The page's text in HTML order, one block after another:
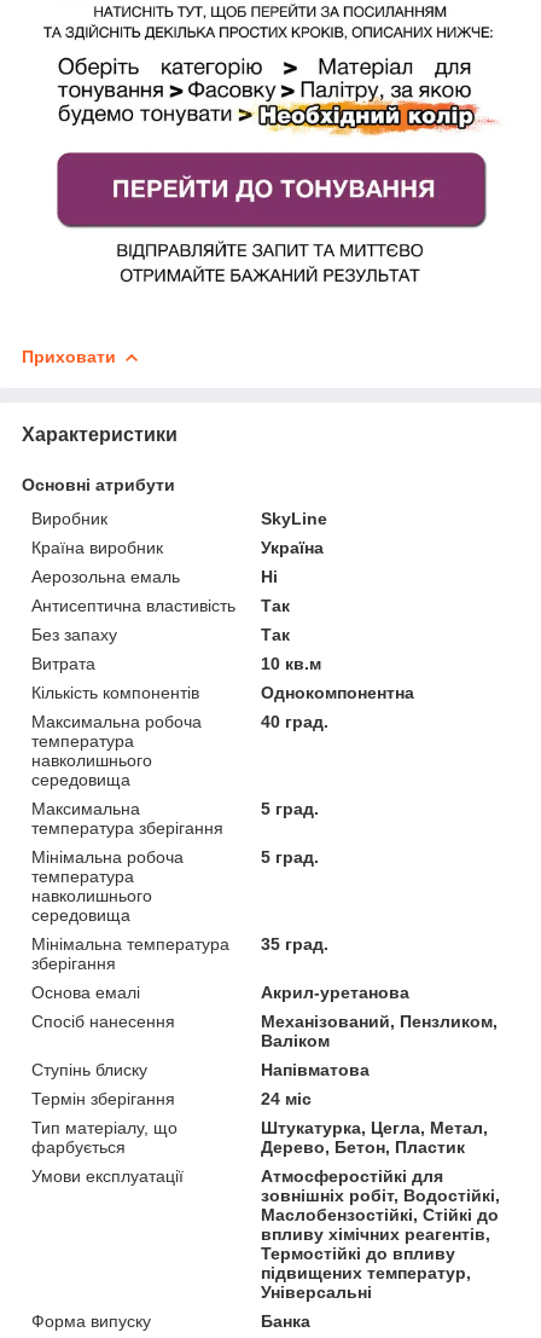
Приховати
Характеристики
Основні атрибути
Виробник
SkyLine
Країна виробник
Україна
Аерозольна емаль
Ні
Антисептична властивість
Так
Без запаху
Так
Витрата
10 кв.м
Кількість компонентів
Однокомпонентна
Максимальна робоча
температура
навколишнього
середовища
40 град.
Максимальна
температура зберігання
5 град.
Мінімальна робоча
температура
навколишнього
середовища
5 град.
Мінімальна температура
зберігання
35 град.
Основа емалі
Акрил-уретанова
Спосіб нанесення
Механізований, Пензликом,
Валіком
Ступінь блиску
Напівматова
Термін зберігання
24 міс
Тип матеріалу, що
фарбується
Штукатурка, Цегла, Метал,
Дерево, Бетон, Пластик
Умови експлуатації
Атмосферостійкі для
зовнішніх робіт, Водостійкі,
Маслобензостійкі, Стійкі до
впливу хімічних реагентів,
Термостійкі до впливу
підвищених температур,
Універсальні
Форма випуску
Банка